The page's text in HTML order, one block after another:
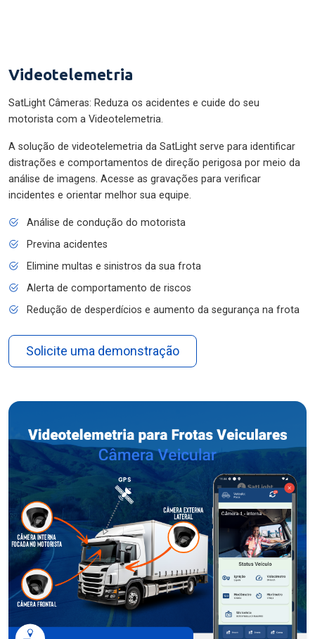
Videotelemetria
SatLight Câmeras: Reduza os acidentes e cuide do seu
motorista com a Videotelemetria.
A solução de videotelemetria da SatLight serve para identificar
distrações e comportamentos de direção perigosa por meio da
análise de imagens. Acesse as gravações para verificar
incidentes e orientar melhor sua equipe.
Análise de condução do motorista
Previna acidentes
Elimine multas e sinistros da sua frota
Alerta de comportamento de riscos
Redução de desperdícios e aumento da segurança na frota
Solicite uma demonstração